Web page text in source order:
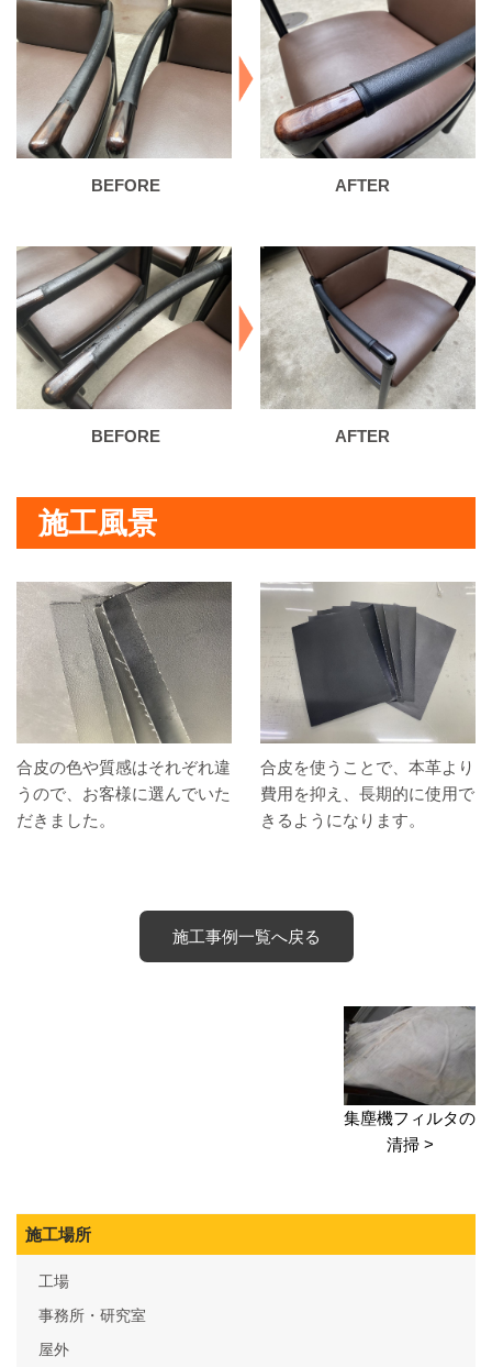
施工風景
合皮の色や質感はそれぞれ違
うので、お客様に選んでいた
だきました。
合皮を使うことで、本革より
費用を抑え、長期的に使用で
きるようになります。
施工事例一覧へ戻る
集塵機フィルタの
清掃 >
施工場所
工場
事務所・研究室
屋外